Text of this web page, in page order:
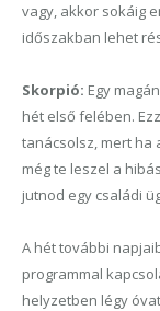
vagy, akkor sokáig
időszakban lehet
Skorpió: Egy
hét első felében.
tanácsolsz, mert ha
még te leszel a
jutnod egy családi
A hét további
programmal
helyzetben légy